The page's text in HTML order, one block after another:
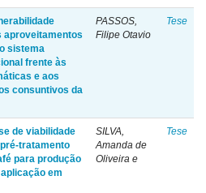
aproveitamentos
sistema
frente às
e aos
consuntivos da
PASSOS,
Filipe Otavio
Tese
de viabilidade
tratamento
para produção
em
SILVA,
Amanda de
Oliveira e
Tese